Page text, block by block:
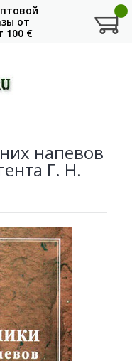
напевов
Г. Н.